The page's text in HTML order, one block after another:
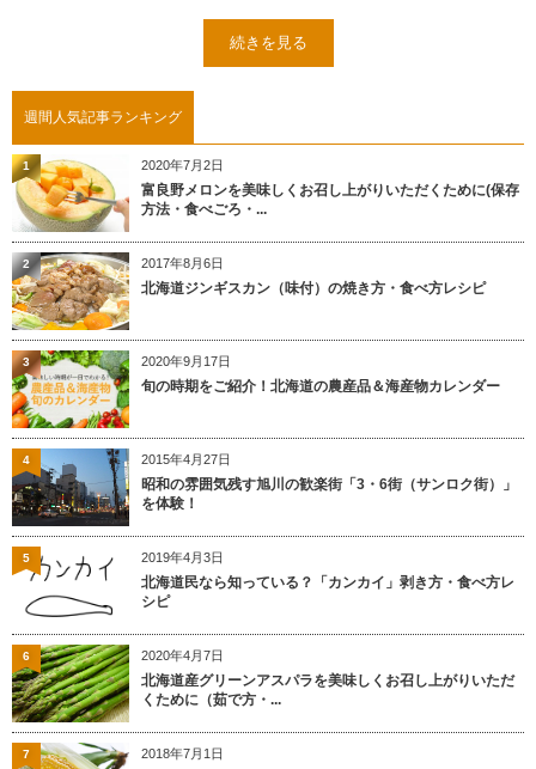
続きを見る
週間人気記事ランキング
2020年7月2日
富良野メロンを美味しくお召し上がりいただくために(保存
方法・食べごろ・...
1
2017年8月6日
北海道ジンギスカン（味付）の焼き方・食べ方レシピ
2
2020年9月17日
旬の時期をご紹介！北海道の農産品＆海産物カレンダー
3
2015年4月27日
昭和の雰囲気残す旭川の歓楽街「3・6街（サンロク街）」
を体験！
4
2019年4月3日
北海道民なら知っている？「カンカイ」剥き方・食べ方レ
シピ
5
2020年4月7日
北海道産グリーンアスパラを美味しくお召し上がりいただ
くために（茹で方・...
6
2018年7月1日
7